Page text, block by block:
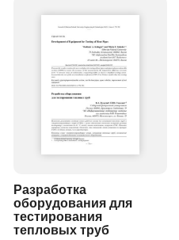
Разработка
оборудования для
тестирования
тепловых труб